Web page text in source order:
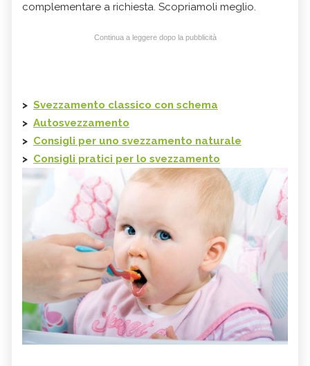
complementare a richiesta. Scopriamoli meglio.
Continua a leggere dopo la pubblicità
> Svezzamento classico con schema
> Autosvezzamento
> Consigli per uno svezzamento naturale
> Consigli pratici per lo svezzamento